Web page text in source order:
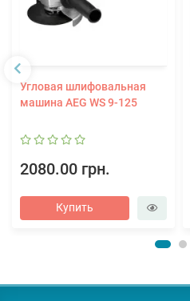
Угловая шлифовальная
машина AEG WS 9-125
2080.00 грн.
Купить